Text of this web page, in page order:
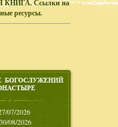
КНИГА. Ссылки на
ресурсы.
07/2026
08/2026